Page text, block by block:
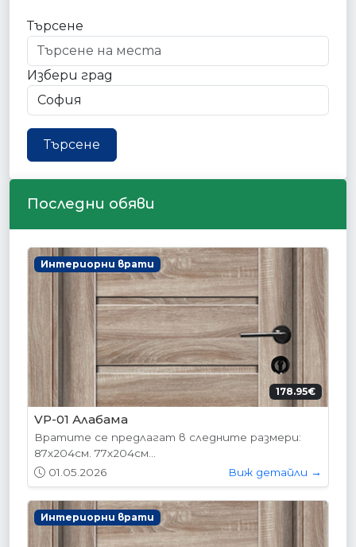
Търсене
Избери град
Търсене
Последни обяви
Интериорни врати
178.95€
VP-01 Алабама
Вратите се предлагат в следните размери:
87х204см. 77х204см...
01.05.2026
Виж детайли →
Интериорни врати